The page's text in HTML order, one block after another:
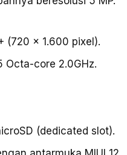
(720 x 1.600 pixel).
Octa-core 2.0GHz.
(dedicated slot).